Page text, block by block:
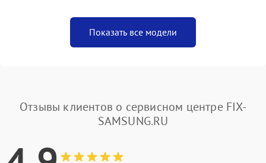
Показать все модели
Отзывы клиентов о сервисном центре FIX-
SAMSUNG.RU